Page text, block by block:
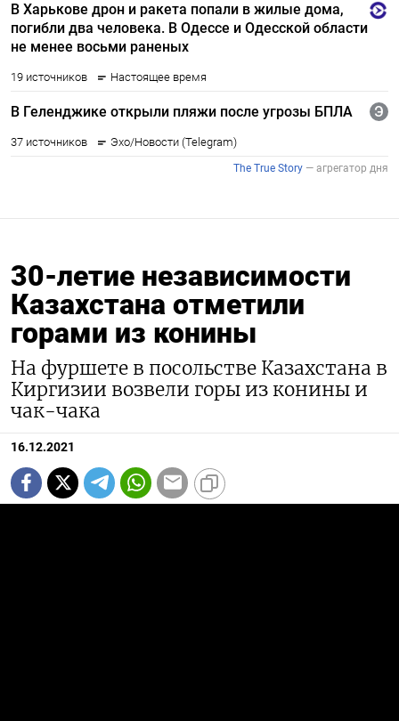
30-летие независимости
Казахстана отметили
горами из конины
На фуршете в посольстве Казахстана в
Киргизии возвели горы из конины и
чак-чака
16.12.2021